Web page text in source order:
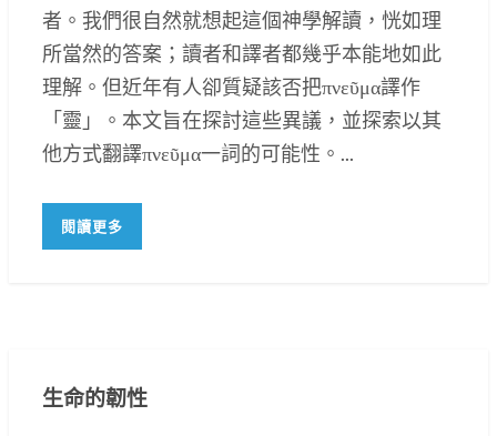
者。我們很自然就想起這個神學解讀，恍如理
所當然的答案；讀者和譯者都幾乎本能地如此
理解。但近年有人卻質疑該否把πνεῦμα譯作
「靈」。本文旨在探討這些異議，並探索以其
他方式翻譯πνεῦμα一詞的可能性。...
閱讀更多
生命的韌性